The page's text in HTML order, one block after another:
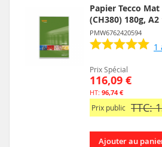
Papier Tecco
(CH380) 180g,
PMW6762420594
1
Prix Spécial
116,09 €
96,74 €
Prix public TTC:
Ajouter au